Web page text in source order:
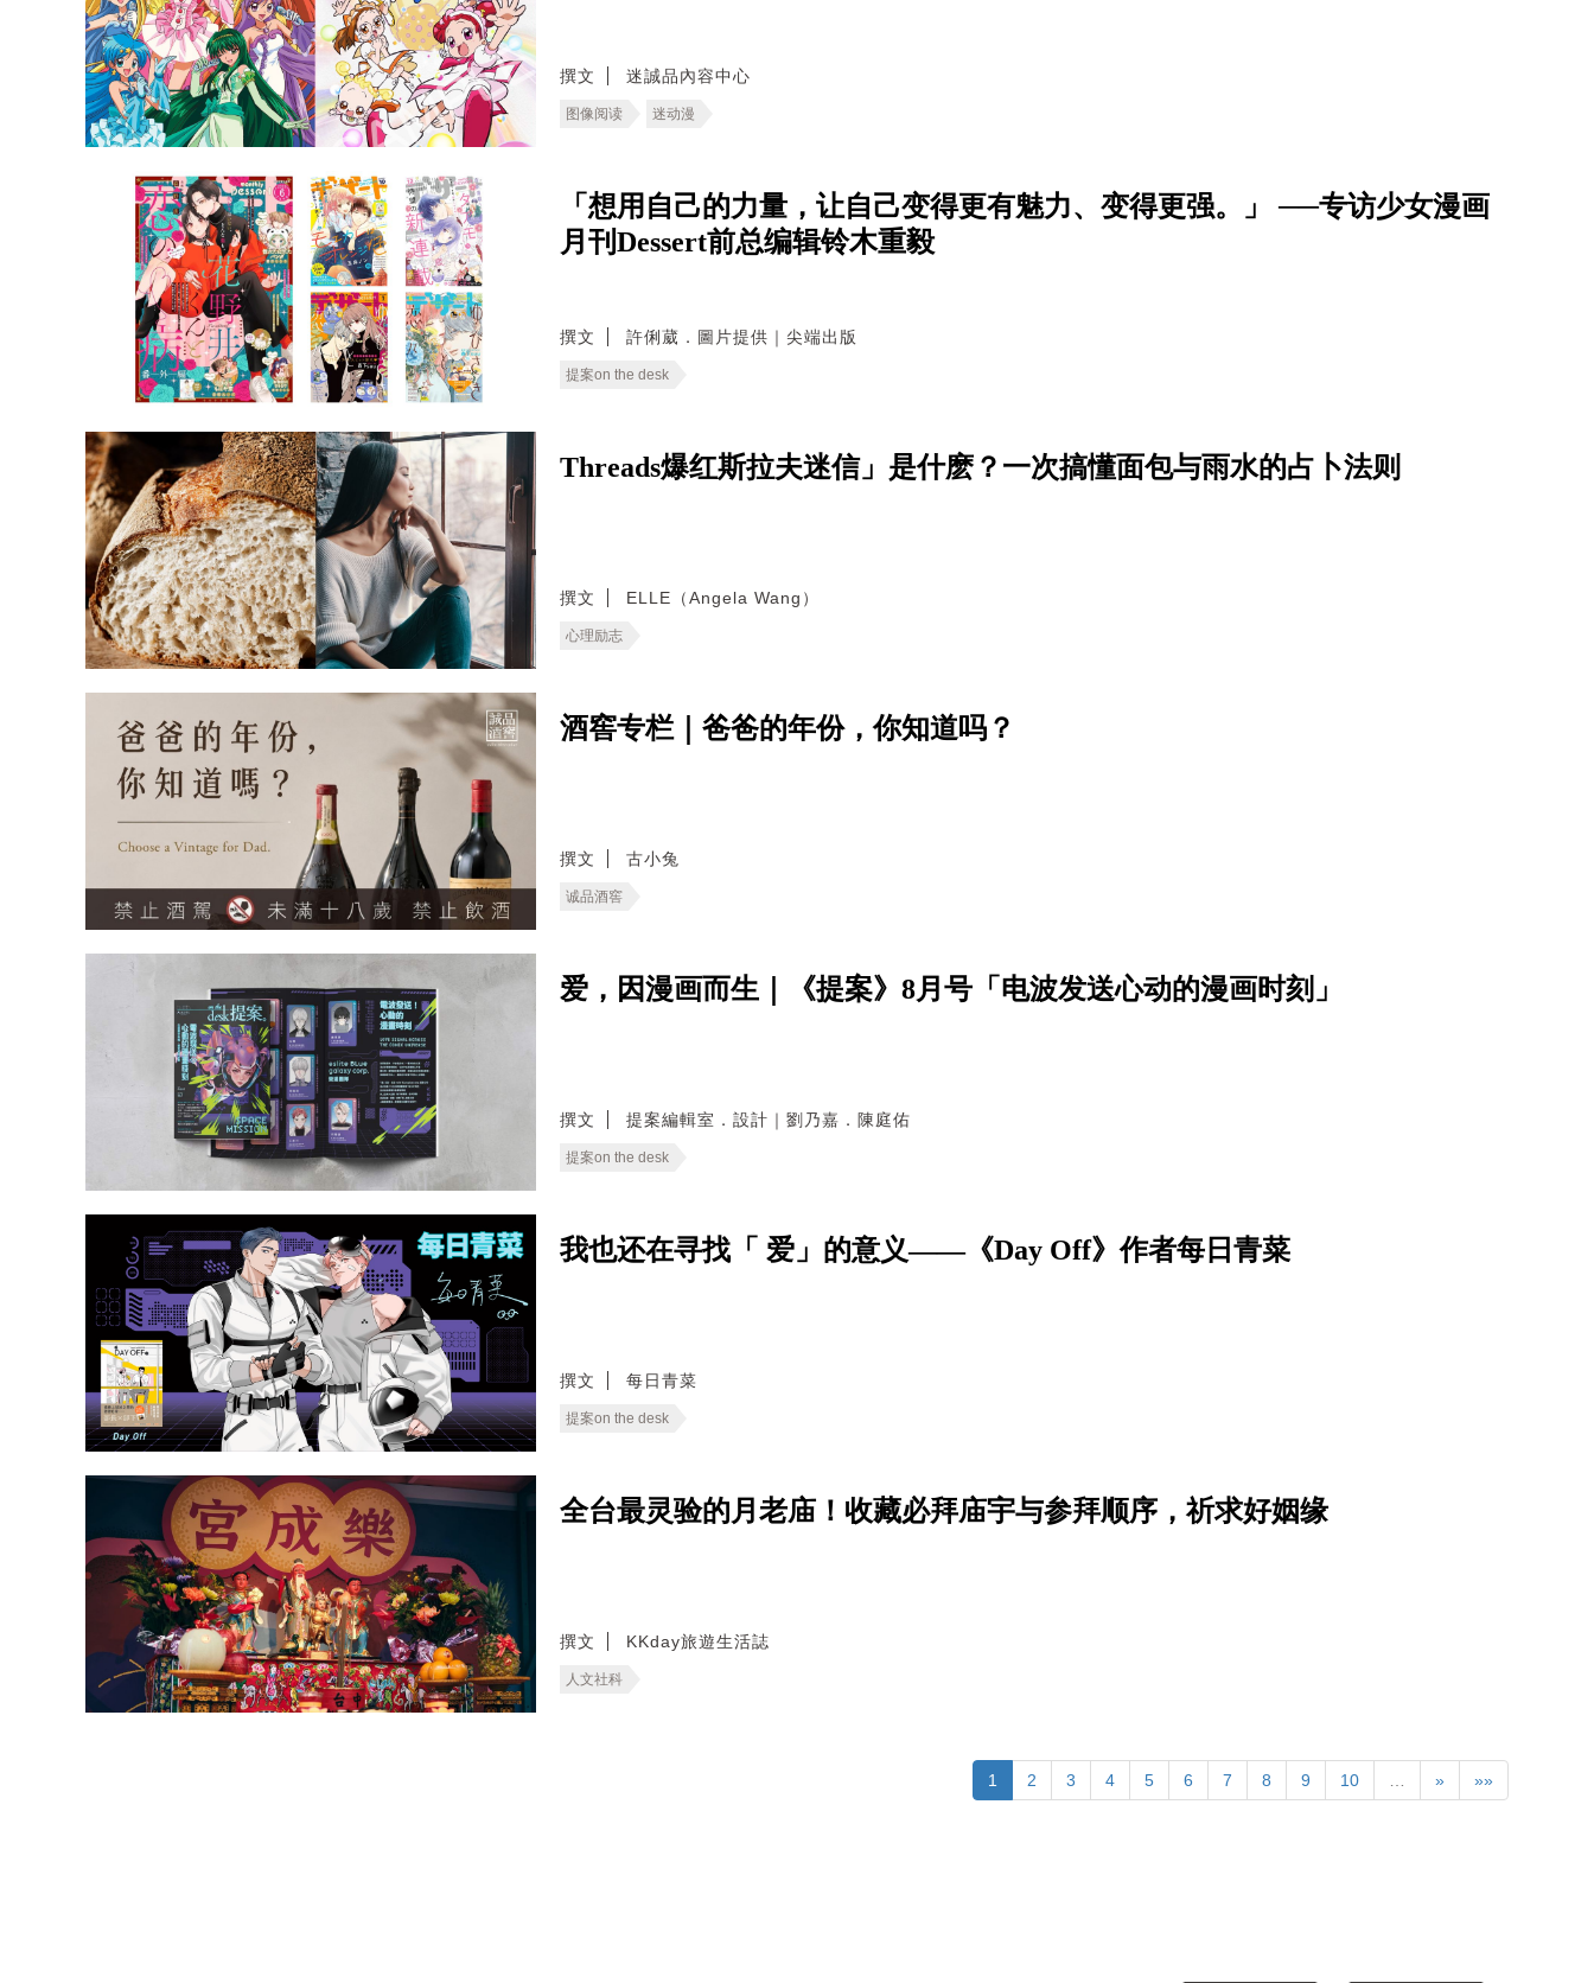
撰文 迷誠品內容中心
图像阅读 迷动漫
「想用自己的力量，让自己变得更有魅力、变得更强。」 ──专访少女漫画
月刊Dessert前总编辑铃木重毅
撰文 許俐葳．圖片提供｜尖端出版
提案on the desk
Threads爆红斯拉夫迷信」是什麽？一次搞懂面包与雨水的占卜法则
撰文 ELLE（Angela Wang）
心理励志
酒窖专栏｜爸爸的年份，你知道吗？
撰文 古小兔
诚品酒窖
爱，因漫画而生｜《提案》8月号「电波发送心动的漫画时刻」
撰文 提案編輯室．設計｜劉乃嘉．陳庭佑
提案on the desk
我也还在寻找「 爱」的意义——《Day Off》作者每日青菜
撰文 每日青菜
提案on the desk
全台最灵验的月老庙！收藏必拜庙宇与参拜顺序，祈求好姻缘
撰文 KKday旅遊生活誌
人文社科
1 2 3 4 5 6 7 8 9 10 … » »»